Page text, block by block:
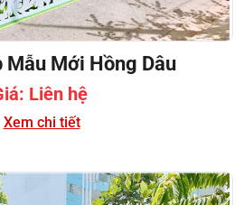
Mẫu Mới Hồng Dâu
Liên hệ
Xem chi tiết